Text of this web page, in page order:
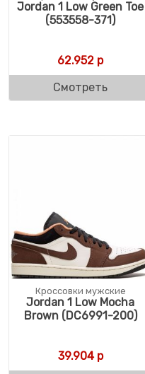
Jordan 1 Low Green Toe
(553558-371)
62.952 р
Смотреть
Кроссовки мужские
Jordan 1 Low Mocha
Brown (DC6991-200)
39.904р